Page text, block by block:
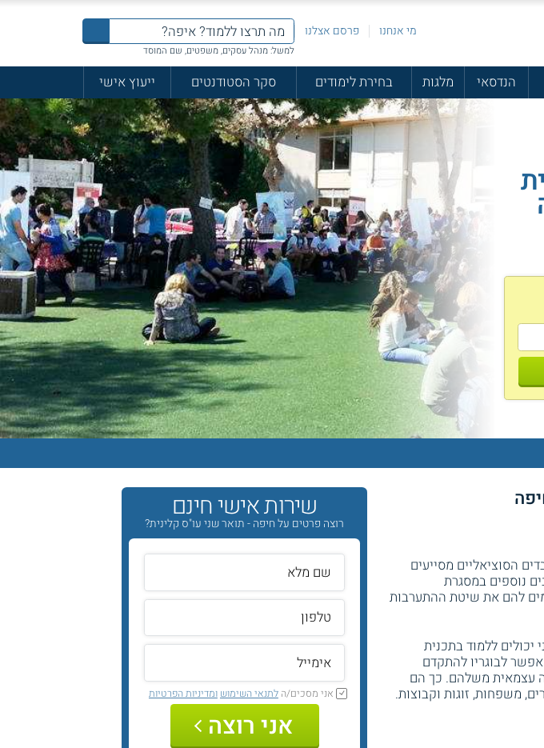
מי אנחנו פרסם אצלנו
למשל: מנהל עסקים, משפטים, שם המוסד
הנדסאי מלגות בחירת לימודים סקר הסטודנטים
ייעוץ אישי
הסוציאליים מסייעים
נוספים במסגרת
להם את שיטת ההתערבות
יכולים ללמוד בתכנית
לבוגריו להתקדם
עצמאית משלהם. כך הם
משפחות, זוגות וקבוצות.
שירות אישי חינם
רוצה פרטים על חיפה - תואר שני עו"ס קלינית?
אני מסכים/הלתנאי השימוש ומדיניות הפרטיות
אני רוצה